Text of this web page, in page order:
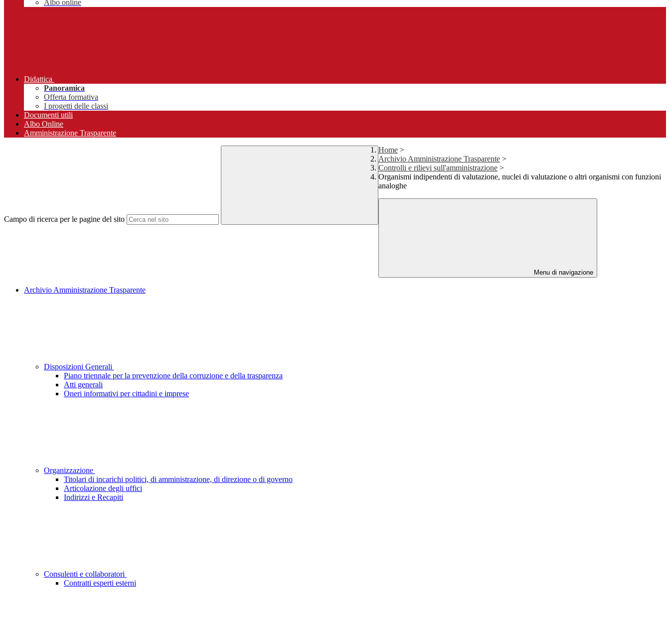
Albo online
Didattica
Panoramica
Offerta formativa
I progetti delle classi
Documenti utili
Albo Online
Amministrazione Trasparente
Campo di ricerca per le pagine del sito
Home >
Archivio Amministrazione Trasparente >
Controlli e rilievi sull'amministrazione >
Organismi indipendenti di valutazione, nuclei di valutazione o altri organismi con funzioni
analoghe
Menu di navigazione
Archivio Amministrazione Trasparente
Disposizioni Generali
Piano triennale per la prevenzione della corruzione e della trasparenza
Atti generali
Oneri informativi per cittadini e imprese
Organizzazione
Titolari di incarichi politici, di amministrazione, di direzione o di governo
Articolazione degli uffici
Indirizzi e Recapiti
Consulenti e collaboratori
Contratti esperti esterni